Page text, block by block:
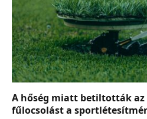
A hőség miatt betiltották
fűlocsolást a